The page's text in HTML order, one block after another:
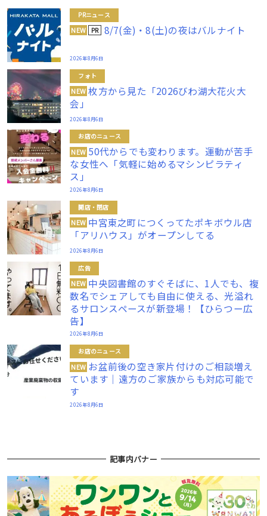
PRニュース
NEW PR 8/7(金)・8(土)の夜はバルナイト
2026年8月6日
フォト
NEW 枚方から見た「2026びわ湖大花火大
会」
2026年8月6日
お店のニュース
NEW 50代からでも変わります。運動が苦手
な女性へ「気軽に始めるマシンピラティ
ス」
2026年8月6日
開店・閉店
NEW 中宮東之町につくってたポキボウル店
「アリハウス」がオープンしてる
2026年8月6日
広告
NEW 中央図書館のすぐそばに、1人でも、複
数名でシェアしても自由に使える、光溢れ
るサロンスペースが新登場！【ひらつー広
告】
2026年8月6日
お店のニュース
NEW お盆前後の空き家片付けのご相談増え
ています｜遠方のご家族からも対応可能で
す
2026年8月6日
記事内バナー